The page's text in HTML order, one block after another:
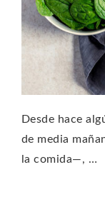
Desde hace
de media
la comida—, …